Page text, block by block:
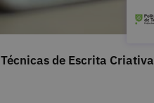
Técnicas de Escrita Criativa